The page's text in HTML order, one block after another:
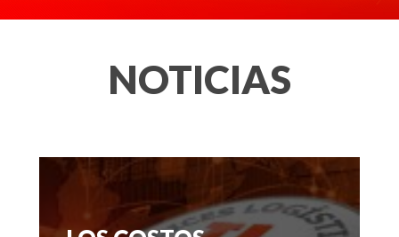
NOTICIAS